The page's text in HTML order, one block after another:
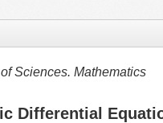
Sciences. Mathematics
Differential